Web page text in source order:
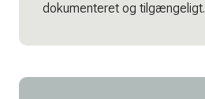
dokumenteret og tilgængeligt.